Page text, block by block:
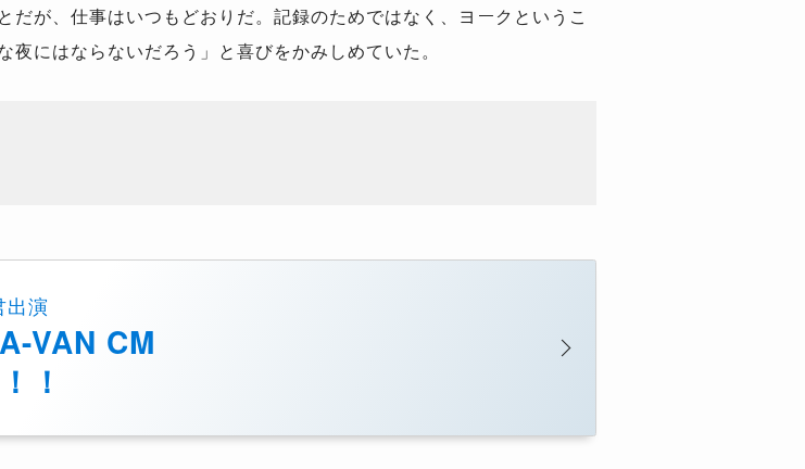
が、仕事はいつもどおりだ。記録のためではなく、ヨークというこ
にはならないだろう」と喜びをかみしめていた。
出演
VAN CM
！